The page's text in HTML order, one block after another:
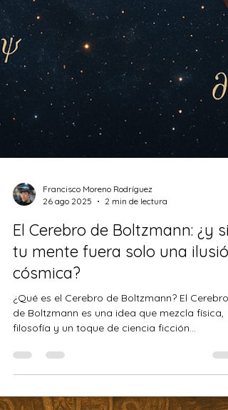
Francisco Moreno Rodríguez
26 ago 2025
2 min de lectura
El Cerebro de Boltzmann: ¿y si
tu mente fuera solo una ilusión
cósmica?